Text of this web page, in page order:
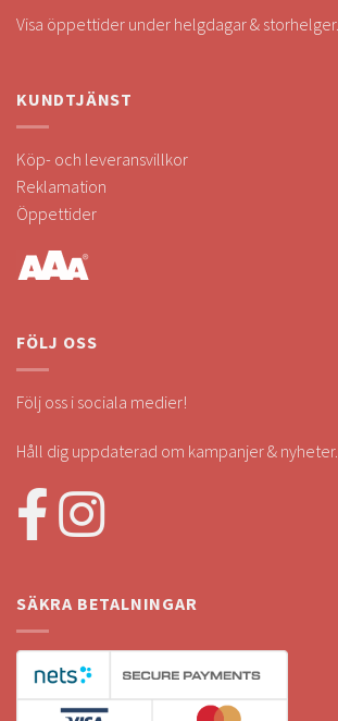
Visa öppettider under helgdagar & storhelger.
KUNDTJÄNST
Köp- och leveransvillkor
Reklamation
Öppettider
FÖLJ OSS
Följ oss i sociala medier!
Håll dig uppdaterad om kampanjer & nyheter.
SÄKRA BETALNINGAR